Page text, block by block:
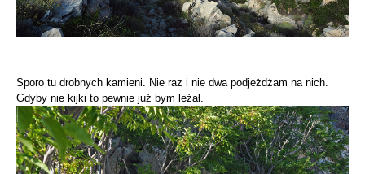
Sporo tu drobnych kamieni. Nie raz i nie dwa podjeżdżam na nich.
Gdyby nie kijki to pewnie już bym leżał.